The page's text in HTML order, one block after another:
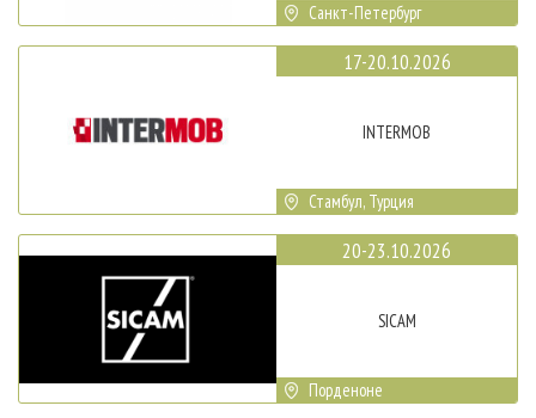
Санкт-Петербург
17-20.10.2026
INTERMOB
Стамбул, Турция
20-23.10.2026
SICAM
Порденоне